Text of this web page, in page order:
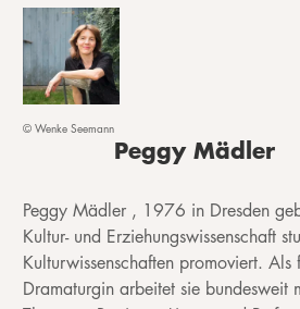
© Wenke Seemann
Peggy Mädler
Peggy Mädler , 1976 in Dresden
Kultur- und Erziehungswissenschaft
Kulturwissenschaften promoviert. Als
Dramaturgin arbeitet sie bundesweit